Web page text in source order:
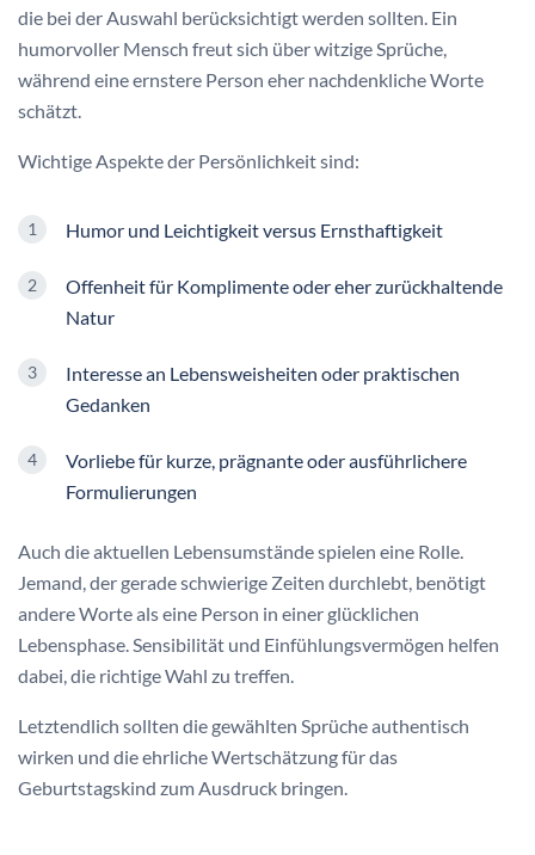
die bei der Auswahl berücksichtigt werden sollten. Ein
humorvoller Mensch freut sich über witzige Sprüche,
während eine ernstere Person eher nachdenkliche Worte
schätzt.
Wichtige Aspekte der Persönlichkeit sind:
Humor und Leichtigkeit versus Ernsthaftigkeit
Offenheit für Komplimente oder eher zurückhaltende
Natur
Interesse an Lebensweisheiten oder praktischen
Gedanken
Vorliebe für kurze, prägnante oder ausführlichere
Formulierungen
Auch die aktuellen Lebensumstände spielen eine Rolle.
Jemand, der gerade schwierige Zeiten durchlebt, benötigt
andere Worte als eine Person in einer glücklichen
Lebensphase. Sensibilität und Einfühlungsvermögen helfen
dabei, die richtige Wahl zu treffen.
Letztendlich sollten die gewählten Sprüche authentisch
wirken und die ehrliche Wertschätzung für das
Geburtstagskind zum Ausdruck bringen.